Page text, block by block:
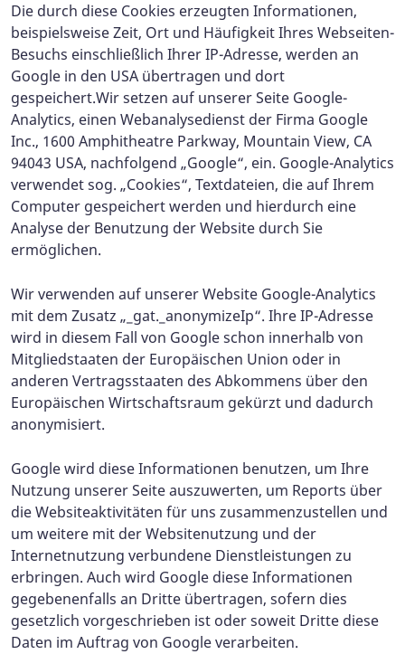
Die durch diese Cookies erzeugten Informationen,
beispielsweise Zeit, Ort und Häufigkeit Ihres Webseiten-
Besuchs einschließlich Ihrer IP-Adresse, werden an
Google in den USA übertragen und dort
gespeichert.Wir setzen auf unserer Seite Google-
Analytics, einen Webanalysedienst der Firma Google
Inc., 1600 Amphitheatre Parkway, Mountain View, CA
94043 USA, nachfolgend „Google“, ein. Google-Analytics
verwendet sog. „Cookies“, Textdateien, die auf Ihrem
Computer gespeichert werden und hierdurch eine
Analyse der Benutzung der Website durch Sie
ermöglichen.
Wir verwenden auf unserer Website Google-Analytics
mit dem Zusatz „_gat._anonymizeIp“. Ihre IP-Adresse
wird in diesem Fall von Google schon innerhalb von
Mitgliedstaaten der Europäischen Union oder in
anderen Vertragsstaaten des Abkommens über den
Europäischen Wirtschaftsraum gekürzt und dadurch
anonymisiert.
Google wird diese Informationen benutzen, um Ihre
Nutzung unserer Seite auszuwerten, um Reports über
die Websiteaktivitäten für uns zusammenzustellen und
um weitere mit der Websitenutzung und der
Internetnutzung verbundene Dienstleistungen zu
erbringen. Auch wird Google diese Informationen
gegebenenfalls an Dritte übertragen, sofern dies
gesetzlich vorgeschrieben ist oder soweit Dritte diese
Daten im Auftrag von Google verarbeiten.